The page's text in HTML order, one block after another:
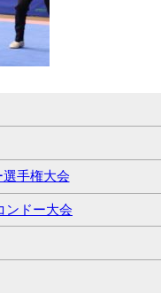
手権大会
ンドー大会